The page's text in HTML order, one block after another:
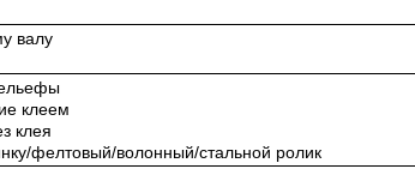
валу
клеем
клея
фелтовый/волонный/стальной ролик